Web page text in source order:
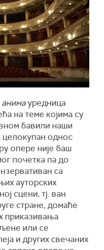
уредница
на теме којима су
бавили наши
однос
опере није баш
почетка па до
са
ауторских
сцени, тј. ван
стране, домаће
приказивања
или се
и других свечаних